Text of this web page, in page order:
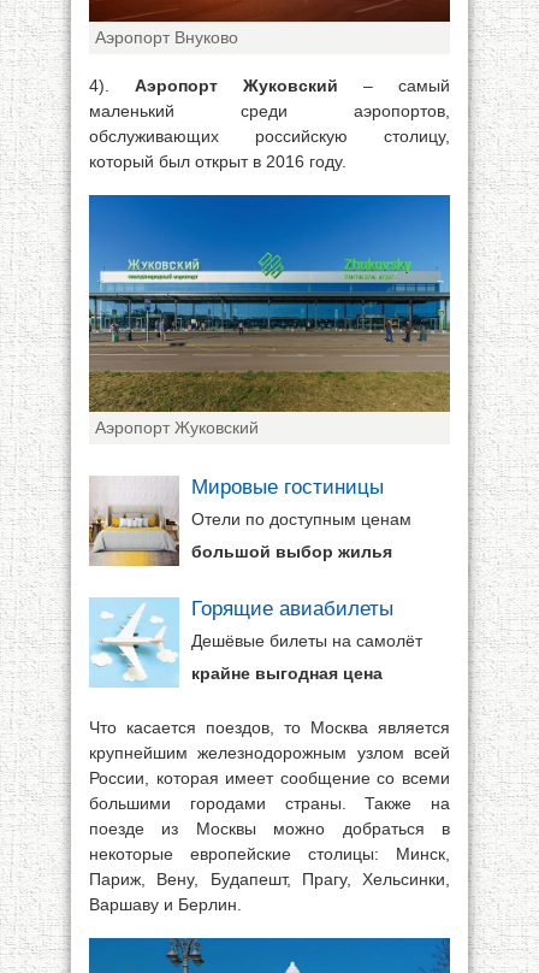
Аэропорт Внуково
4). Аэропорт Жуковский – самый
маленький среди аэропортов,
обслуживающих российскую столицу,
который был открыт в 2016 году.
Аэропорт Жуковский
Мировые гостиницы
Отели по доступным ценам
большой выбор жилья
Горящие авиабилеты
Дешёвые билеты на самолёт
крайне выгодная цена
Что касается поездов, то Москва является
крупнейшим железнодорожным узлом всей
России, которая имеет сообщение со всеми
большими городами страны. Также на
поезде из Москвы можно добраться в
некоторые европейские столицы: Минск,
Париж, Вену, Будапешт, Прагу, Хельсинки,
Варшаву и Берлин.